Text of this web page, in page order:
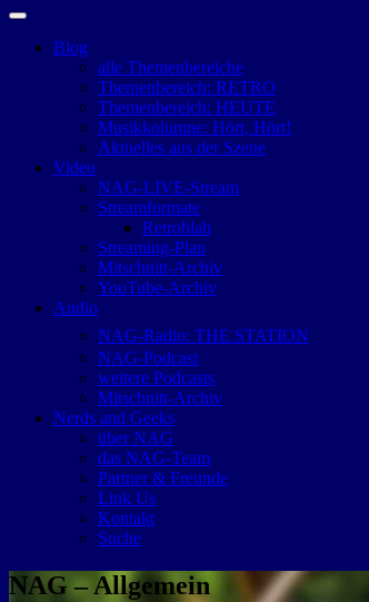
Blog
alle Themenbereiche
Themenbereich: RETRO
Themenbereich: HEUTE
Musikkolumne: Hört, Hört!
Aktuelles aus der Szene
Video
NAG-LIVE-Stream
Streamformate
Retroblah
Streaming-Plan
Mitschnitt-Archiv
YouTube-Archiv
Audio
NAG-Radio: THE STATION
NAG-Podcast
weitere Podcasts
Mitschnitt-Archiv
Nerds and Geeks
über NAG
das NAG-Team
Partner & Freunde
Link Us
Kontakt
Suche
NAG – Allgemein